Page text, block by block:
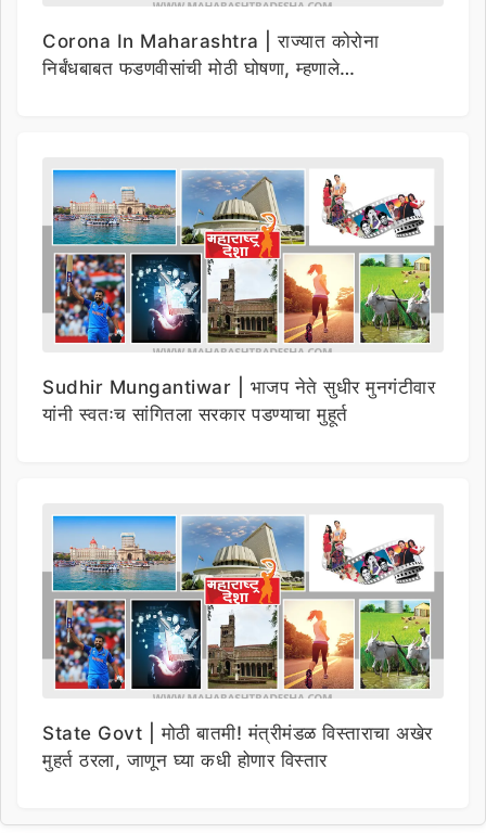
Corona In Maharashtra | राज्यात कोरोना
निर्बंधबाबत फडणवीसांची मोठी घोषणा, म्हणाले…
Sudhir Mungantiwar | भाजप नेते सुधीर मुनगंटीवार
यांनी स्वतःच सांगितला सरकार पडण्याचा मुहूर्त
State Govt | मोठी बातमी! मंत्रीमंडळ विस्ताराचा अखेर
मुहर्त ठरला, जाणून घ्या कधी होणार विस्तार